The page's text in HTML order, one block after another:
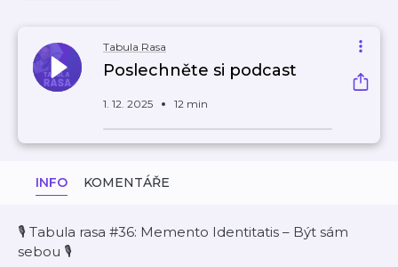
Tabula Rasa
Poslechněte si podcast
1. 12. 2025 12 min
INFO KOMENTÁŘE
🎙️ Tabula rasa #36: Memento Identitatis – Být sám
sebou 🎙️